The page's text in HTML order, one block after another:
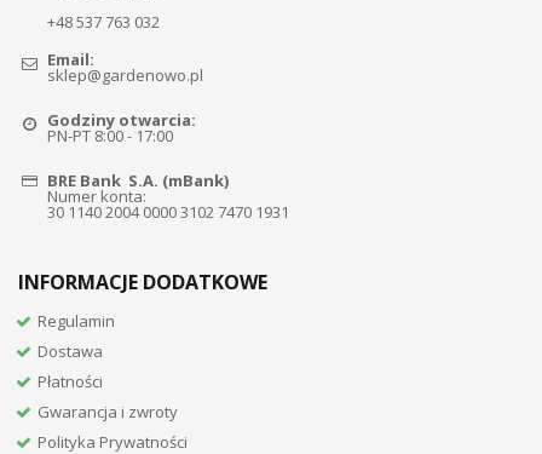
+48 537 763 032
Email:
sklep@gardenowo.pl
Godziny otwarcia:
PN-PT 8:00 - 17:00
BRE Bank S.A. (mBank)
Numer konta:
30 1140 2004 0000 3102 7470 1931
INFORMACJE DODATKOWE
Regulamin
Dostawa
Płatności
Gwarancja i zwroty
Polityka Prywatności